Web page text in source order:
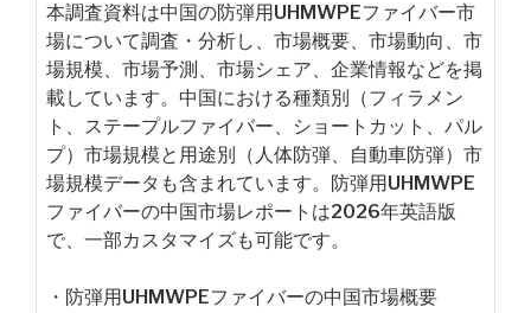
本調査資料は中国の防弾用UHMWPEファイバー市
場について調査・分析し、市場概要、市場動向、市
場規模、市場予測、市場シェア、企業情報などを掲
載しています。中国における種類別（フィラメン
ト、ステープルファイバー、ショートカット、パル
プ）市場規模と用途別（人体防弾、自動車防弾）市
場規模データも含まれています。防弾用UHMWPE
ファイバーの中国市場レポートは2026年英語版
で、一部カスタマイズも可能です。
・防弾用UHMWPEファイバーの中国市場概要